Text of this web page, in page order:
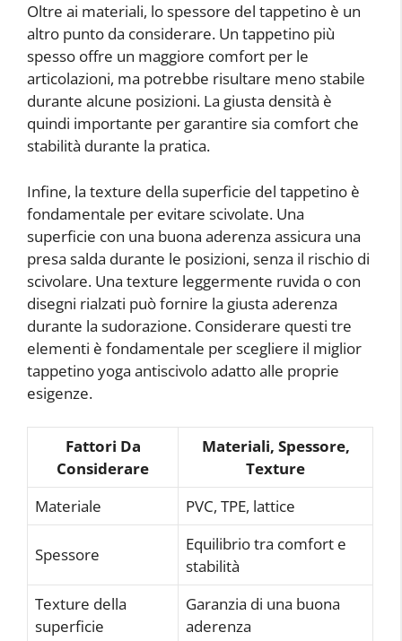
Oltre ai materiali, lo spessore del tappetino è un
altro punto da considerare. Un tappetino più
spesso offre un maggiore comfort per le
articolazioni, ma potrebbe risultare meno stabile
durante alcune posizioni. La giusta densità è
quindi importante per garantire sia comfort che
stabilità durante la pratica.
Infine, la texture della superficie del tappetino è
fondamentale per evitare scivolate. Una
superficie con una buona aderenza assicura una
presa salda durante le posizioni, senza il rischio di
scivolare. Una texture leggermente ruvida o con
disegni rialzati può fornire la giusta aderenza
durante la sudorazione. Considerare questi tre
elementi è fondamentale per scegliere il miglior
tappetino yoga antiscivolo adatto alle proprie
esigenze.
Fattori Da
Considerare
Materiali, Spessore,
Texture
Materiale
PVC, TPE, lattice
Spessore
Equilibrio tra comfort e
stabilità
Texture della
superficie
Garanzia di una buona
aderenza